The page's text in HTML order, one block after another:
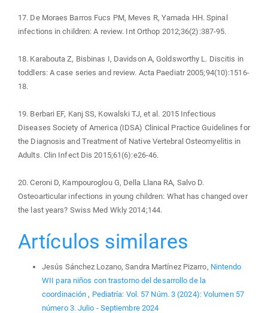
17. De Moraes Barros Fucs PM, Meves R, Yamada HH. Spinal
infections in children: A review. Int Orthop 2012;36(2):387-95.
18. Karabouta Z, Bisbinas I, Davidson A, Goldsworthy L. Discitis in
toddlers: A case series and review. Acta Paediatr 2005;94(10):1516-
18.
19. Berbari EF, Kanj SS, Kowalski TJ, et al. 2015 Infectious
Diseases Society of America (IDSA) Clinical Practice Guidelines for
the Diagnosis and Treatment of Native Vertebral Osteomyelitis in
Adults. Clin Infect Dis 2015;61(6):e26-46.
20. Ceroni D, Kampouroglou G, Della Llana RA, Salvo D.
Osteoarticular infections in young children: What has changed over
the last years? Swiss Med Wkly 2014;144.
Artículos similares
Jesús Sánchez Lozano, Sandra Martínez Pizarro, Nintendo
WII para niños con trastorno del desarrollo de la
coordinación , Pediatría: Vol. 57 Núm. 3 (2024): Volumen 57
número 3. Julio - Septiembre 2024